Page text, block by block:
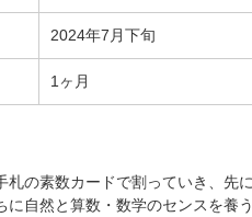
2024年7月下旬
1ヶ月
札の素数カードで割っていき、先
自然と算数・数学のセンスを養